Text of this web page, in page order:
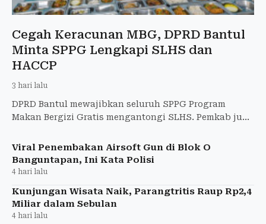
Cegah Keracunan MBG, DPRD Bantul
Minta SPPG Lengkapi SLHS dan
HACCP
3 hari lalu
DPRD Bantul mewajibkan seluruh SPPG Program
Makan Bergizi Gratis mengantongi SLHS. Pemkab juga
untuk memperketat
Viral Penembakan Airsoft Gun di Blok O
Banguntapan, Ini Kata Polisi
4 hari lalu
Kunjungan Wisata Naik, Parangtritis Raup Rp2,4
Miliar dalam Sebulan
4 hari lalu